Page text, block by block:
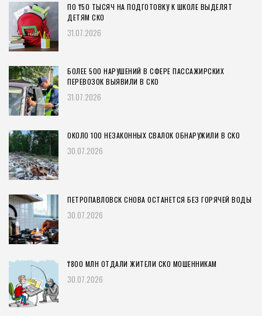
ПО ₸50 ТЫСЯЧ НА ПОДГОТОВКУ К ШКОЛЕ ВЫДЕЛЯТ
ДЕТЯМ СКО
31.07.2026
БОЛЕЕ 500 НАРУШЕНИЙ В СФЕРЕ ПАССАЖИРСКИХ
ПЕРЕВОЗОК ВЫЯВИЛИ В СКО
31.07.2026
ОКОЛО 100 НЕЗАКОННЫХ СВАЛОК ОБНАРУЖИЛИ В СКО
30.07.2026
ПЕТРОПАВЛОВСК СНОВА ОСТАНЕТСЯ БЕЗ ГОРЯЧЕЙ ВОДЫ
30.07.2026
₸800 МЛН ОТДАЛИ ЖИТЕЛИ СКО МОШЕННИКАМ
30.07.2026